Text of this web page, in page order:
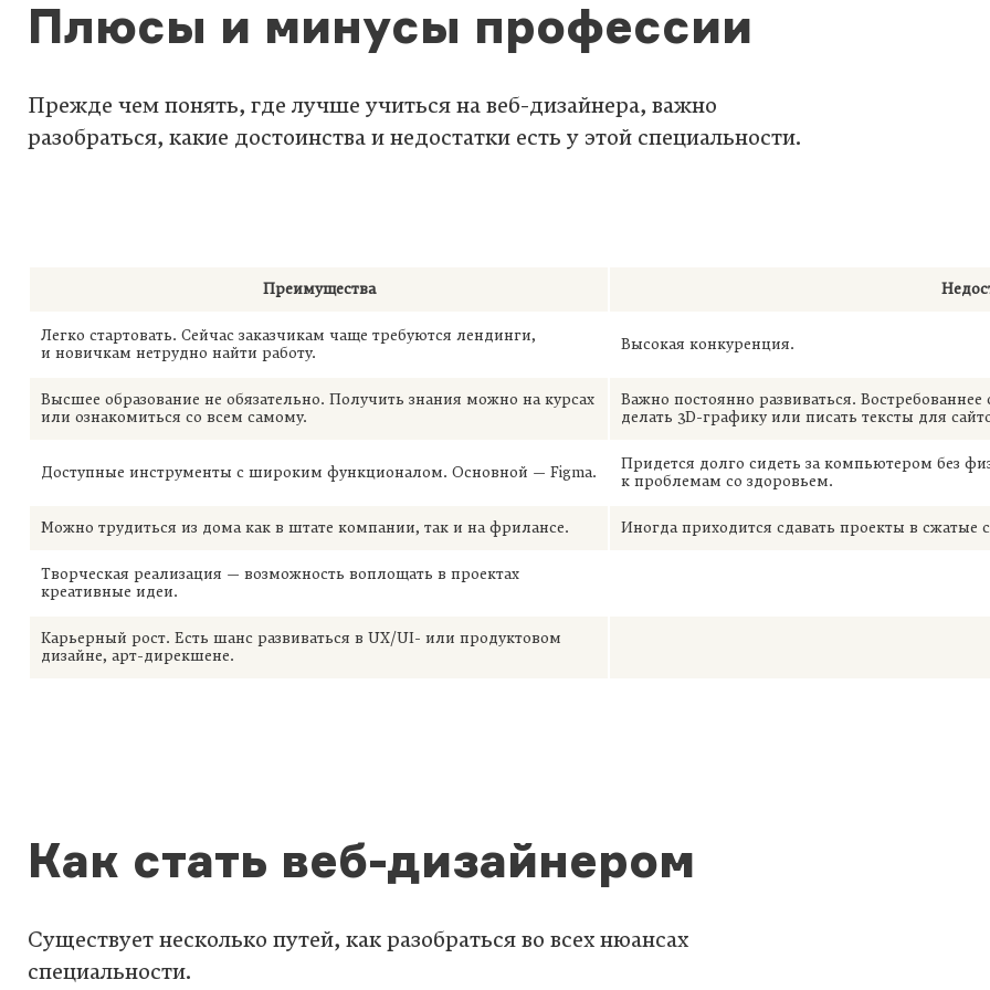
Плюсы и минусы профессии
Прежде чем понять, где лучше учиться на веб-дизайнера, важно
разобраться, какие достоинства и недостатки есть у этой специальности.
Преимущества
Легко стартовать. Сейчас заказчикам чаще требуются лендинги,
и новичкам нетрудно найти работу.
Высокая конкуренция.
Высшее образование не обязательно. Получить знания можно на курсах
или ознакомиться со всем самому.
Важно постоянно развиваться.
делать 3D-графику или писать тексты для
Доступные инструменты с широким функционалом. Основной — Figma.
Придется долго сидеть за компьютером без
к проблемам со здоровьем.
Можно трудиться из дома как в штате компании, так и на фрилансе. Иногда приходится сдавать проекты в сжатые
Творческая реализация — возможность воплощать в проектах
креативные идеи.
Карьерный рост. Есть шанс развиваться в UX/UI- или продуктовом
дизайне, арт-дирекшене.
Как стать веб-дизайнером
Существует несколько путей, как разобраться во всех нюансах
специальности.